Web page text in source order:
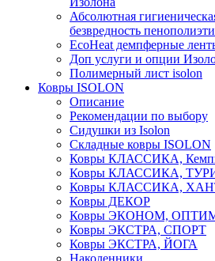
Абсолютная
безвредность
EcoHeat демпферные
Доп услуги и опции
Полимерный лист isolon
Ковры ISOLON
Описание
Рекомендации по выбору
Сидушки из Isolon
Складные ковры ISOLON
Ковры КЛАССИКА,
Ковры КЛАССИКА,
Ковры КЛАССИКА,
Ковры ДЕКОР
Ковры ЭКОНОМ,
Ковры ЭКСТРА, СПОРТ
Ковры ЭКСТРА, ЙОГА
Наколенники